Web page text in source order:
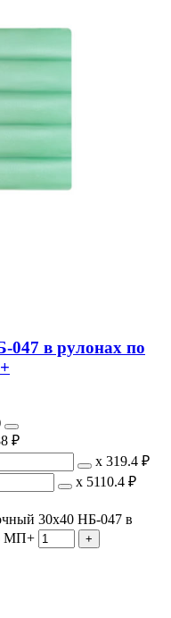
047 в рулонах по
₽
х 319.4 ₽
х 5110.4 ₽
30x40 НБ-047 в
МП+